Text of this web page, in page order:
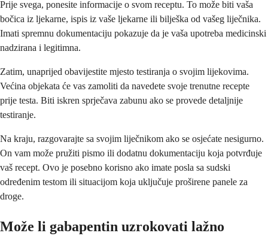
Prije svega, ponesite informacije o svom receptu. To može biti vaša
bočica iz ljekarne, ispis iz vaše ljekarne ili bilješka od vašeg liječnika.
Imati spremnu dokumentaciju pokazuje da je vaša upotreba medicinski
nadzirana i legitimna.
Zatim, unaprijed obavijestite mjesto testiranja o svojim lijekovima.
Većina objekata će vas zamoliti da navedete svoje trenutne recepte
prije testa. Biti iskren sprječava zabunu ako se provede detaljnije
testiranje.
Na kraju, razgovarajte sa svojim liječnikom ako se osjećate nesigurno.
On vam može pružiti pismo ili dodatnu dokumentaciju koja potvrđuje
vaš recept. Ovo je posebno korisno ako imate posla sa sudski
određenim testom ili situacijom koja uključuje proširene panele za
droge.
Može li gabapentin uzrokovati lažno